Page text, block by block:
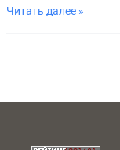
Читать далее »